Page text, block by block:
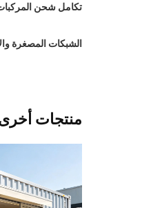
تكامل شحن المركبات
الشبكات المصغرة
منتجات